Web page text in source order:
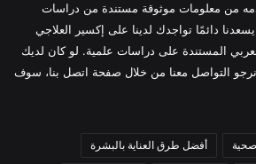
من معلومات موثوقة مستندة من دراسات
دائمًا تواجدك لدينا على إكسير العلاجي
المستندة على دراسات علمية. لو كان لديك
التواصل معنا من خلال صفحة اتصل بنا، سوف
أفضل طرق العناية بالبشرة